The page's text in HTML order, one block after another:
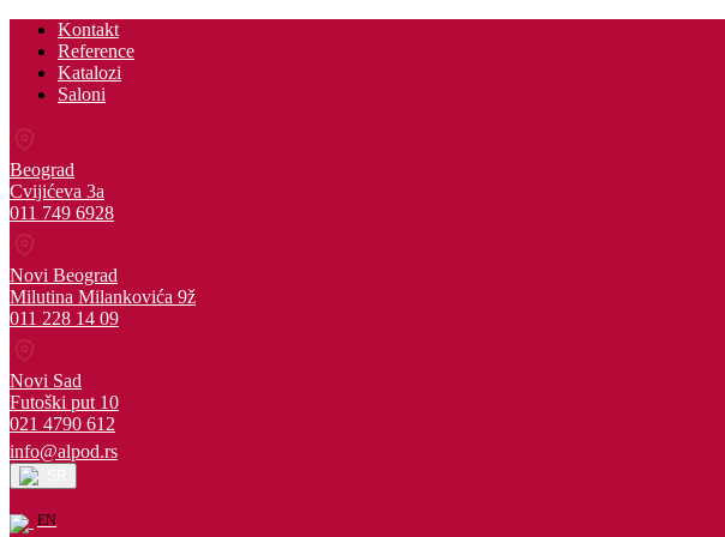
Kontakt
Reference
Katalozi
Saloni
Beograd
Cvijićeva 3a
011 749 6928
Novi Beograd
Milutina Milankovića 9ž
011 228 14 09
Novi Sad
Futoški put 10
021 4790 612
info@alpod.rs
EN